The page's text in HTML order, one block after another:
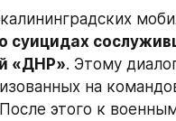
суицидах
«ДНР». Этому
на
этого к